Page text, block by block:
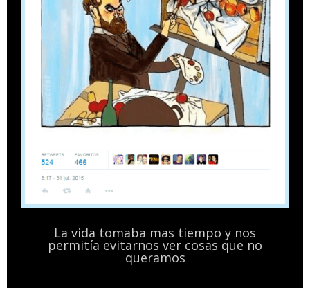
La vida tomaba mas tiempo y nos
permitía evitarnos ver cosas que no
queramos